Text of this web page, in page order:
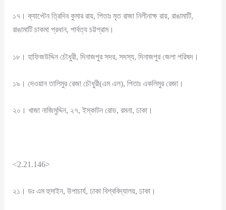
১৭। ক্যাপ্টেন ত্রিদিব কুমার রায়, পিতাঃ মৃত রাজা নিলীনাক্ষ রায়, রাঙামাটি,
রাঙামাটি চাকমা প্রধান, পার্বত্য চট্টগ্রাম।
১৮। হাফিজউদ্দিন চৌধুরী, দিনাজপুর সদর, সদস্য, দিনাজপুর জেলা পরিষদ।
১৯। দেওয়ান তালিমুর রেজা চৌধুরী(এম এল), পিতাঃ একলিমুর রেজা।
২০। খাজা নাজিমুদ্দিন, ২৭, ইস্কাটন রোড, রমনা, ঢাকা।
<2.21.146>
২১। ডঃ এম হুসাইন, উপাচার্য, ঢাকা বিশ্ববিদ্যালয়, ঢাকা।